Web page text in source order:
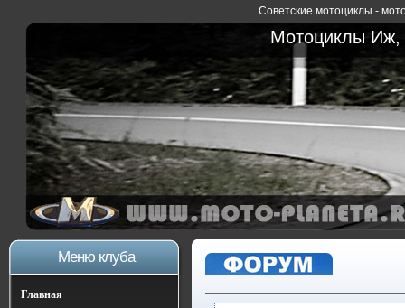
Советские мотоциклы -
Мотоциклы Иж,
Меню клуба
Главная